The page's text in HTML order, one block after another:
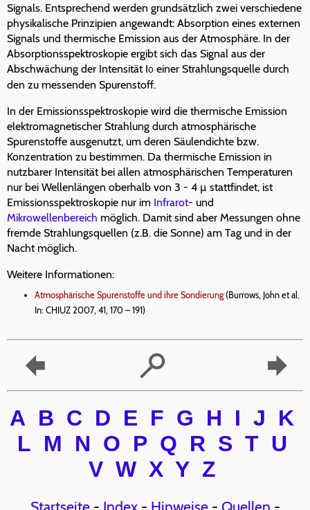
Signals. Entsprechend werden grundsätzlich zwei verschiedene
physikalische Prinzipien angewandt: Absorption eines externen
Signals und thermische Emission aus der Atmosphäre. In der
Absorptionsspektroskopie ergibt sich das Signal aus der
Abschwächung der Intensität I0 einer Strahlungsquelle durch
den zu messenden Spurenstoff.
In der Emissionsspektroskopie wird die thermische Emission
elektromagnetischer Strahlung durch atmosphärische
Spurenstoffe ausgenutzt, um deren Säulendichte bzw.
Konzentration zu bestimmen. Da thermische Emission in
nutzbarer Intensität bei allen atmosphärischen Temperaturen
nur bei Wellenlängen oberhalb von 3 - 4 µ stattfindet, ist
Emissionsspektroskopie nur im Infrarot- und
Mikrowellenbereich möglich. Damit sind aber Messungen ohne
fremde Strahlungsquellen (z.B. die Sonne) am Tag und in der
Nacht möglich.
Weitere Informationen:
Atmosphärische Spurenstoffe und ihre Sondierung(Burrows, John et al.
In: CHIUZ 2007, 41, 170 – 191)
A B C D E F G H I J
K
L M N O P Q R S T U
V W X Y Z